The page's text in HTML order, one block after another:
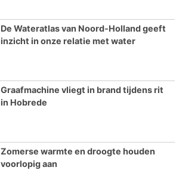
De Wateratlas van Noord-Holland geeft
inzicht in onze relatie met water
Graafmachine vliegt in brand tijdens rit
in Hobrede
Zomerse warmte en droogte houden
voorlopig aan